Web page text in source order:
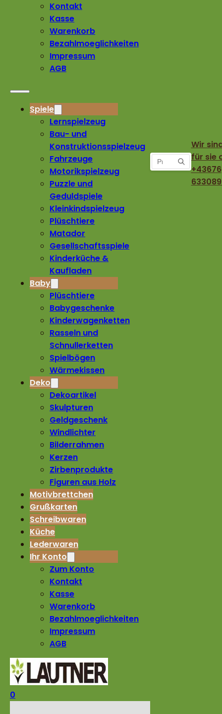
Kontakt
Kasse
Warenkorb
Bezahlmoeglichkeiten
Impressum
AGB
Spiele
Lernspielzeug
Bau- und
Konstruktionsspielzeug
Fahrzeuge
Motorikspielzeug
Puzzle und
Geduldspiele
Kleinkindspielzeug
Plüschtiere
Matador
Gesellschaftsspiele
Kinderküche &
Kaufladen
Baby
Plüschtiere
Babygeschenke
Kinderwagenketten
Rasseln und
Schnullerketten
Spielbögen
Wärmekissen
Deko
Dekoartikel
Skulpturen
Geldgeschenk
Windlichter
Bilderrahmen
Kerzen
Zirbenprodukte
Figuren aus Holz
Motivbrettchen
Grußkarten
Schreibwaren
Küche
Lederwaren
Ihr Konto
Zum Konto
Kontakt
Kasse
Warenkorb
Bezahlmoeglichkeiten
Impressum
AGB
0
Wir
für sie
+43676